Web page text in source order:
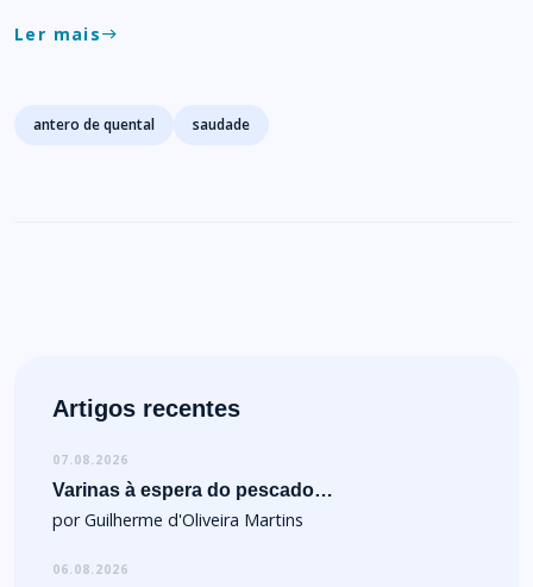
Ler maiseast
Tags
antero de quental saudade
Artigos recentes
07.08.2026
Varinas à espera do pescado…
por Guilherme d'Oliveira Martins
06.08.2026